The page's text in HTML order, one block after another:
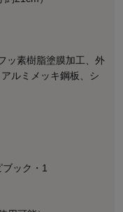
ッ素樹脂塗膜加工、外
ルミメッキ鋼板、シ
ック・1